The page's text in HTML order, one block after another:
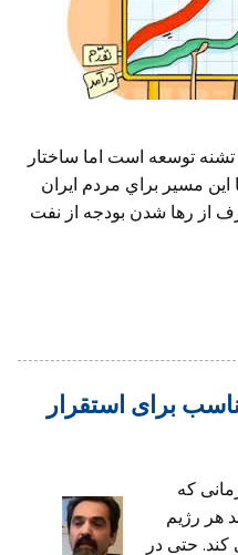
توسعه است اما ساختار
مسير براي مردم ايران
از رها شدن بودجه از نفت
برای استقرار
که
هر رژیم
حتی در